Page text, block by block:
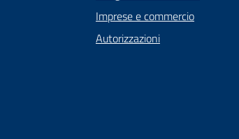
Imprese e commercio
Autorizzazioni